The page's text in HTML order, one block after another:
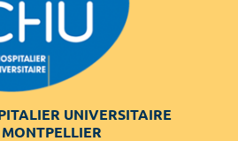
UNIVERSITAIRE